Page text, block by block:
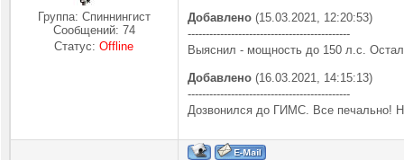
Группа: Спиннингист
Сообщений: 74
Статус:Offline
Добавлено (15.03.2021, 12:20:53)
---------------------------------------------
Выяснил - мощность до 150 л.с.
Добавлено (16.03.2021, 14:15:13)
---------------------------------------------
Дозвонился до ГИМС. Все печально!